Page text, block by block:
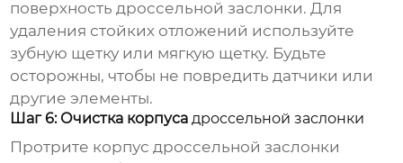
поверхностьдроссельной заслонки. Для
удаления стойких отложений используйте
зубную щетку или мягкую щетку. Будьте
осторожны, чтобы не повредить датчики или
другие элементы.
Шаг 6: Очистка корпусадроссельной заслонки
Протрите корпусдроссельной заслонки